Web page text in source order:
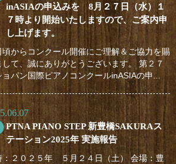
inASIAの申込みを 8月２７日（水）１
７時より開始いたしますので、ご案内申
し上げます。
からコンクール開催にご理解＆ご協力を賜
して、誠にありがとうございます。 第２７
ョパン国際ピアノコンクールinASIAの申...
PTNA PIANO STEP 新豊橋SAKURAス
テーション2025年 実施報告
：２０２５年 ５月２４日（土） 会場：豊